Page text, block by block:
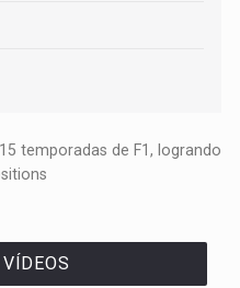
temporadas de F1, logrando